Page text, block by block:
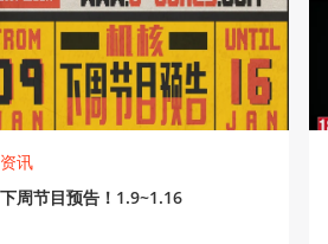
资讯
下周节目预告！1.9~1.16